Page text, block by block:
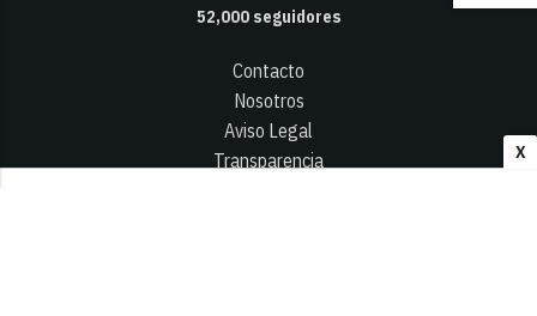
X
52,000seguidores
Contacto
Nosotros
Aviso Legal
Transparencia